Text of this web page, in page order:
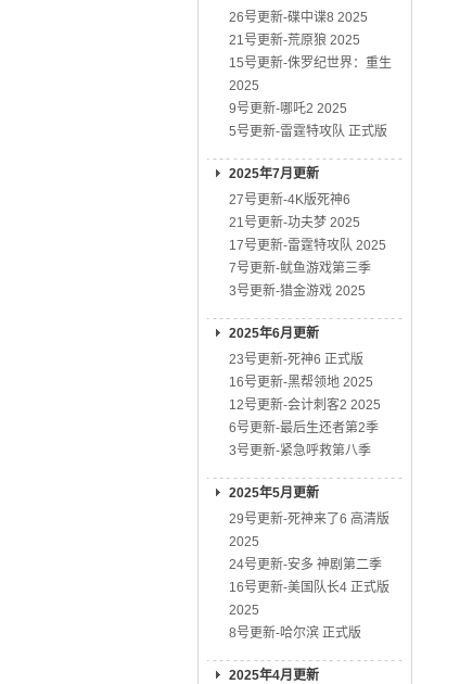
26号更新-碟中谍8 2025
21号更新-荒原狼 2025
15号更新-侏罗纪世界：重生
2025
9号更新-哪吒2 2025
5号更新-雷霆特攻队 正式版
2025年7月更新
27号更新-4K版死神6
21号更新-功夫梦 2025
17号更新-雷霆特攻队 2025
7号更新-鱿鱼游戏第三季
3号更新-猎金游戏 2025
2025年6月更新
23号更新-死神6 正式版
16号更新-黑帮领地 2025
12号更新-会计刺客2 2025
6号更新-最后生还者第2季
3号更新-紧急呼救第八季
2025年5月更新
29号更新-死神来了6 高清版
2025
24号更新-安多 神剧第二季
16号更新-美国队长4 正式版
2025
8号更新-哈尔滨 正式版
2025年4月更新